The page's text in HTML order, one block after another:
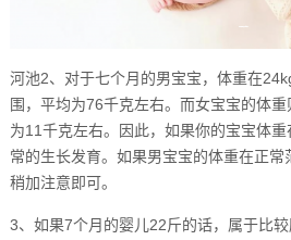
河池2、对于七个月的男宝宝，体重在
围，平均为76千克左右。而女宝宝的体
为11千克左右。因此，如果你的宝宝体
常的生长发育。如果男宝宝的体重在正
稍加注意即可。
3、如果7个月的婴儿22斤的话，属于比